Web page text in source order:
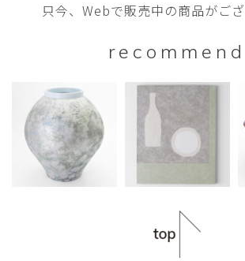
只今、Webで販売中の商品がござ
recommend